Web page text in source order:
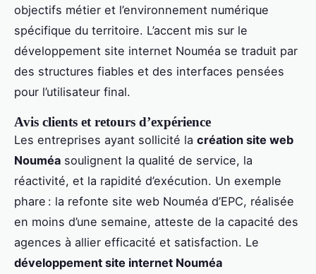
objectifs métier et l’environnement numérique
spécifique du territoire. L’accent mis sur le
développement site internet Nouméa se traduit par
des structures fiables et des interfaces pensées
pour l’utilisateur final.
Avis clients et retours d’expérience
Les entreprises ayant sollicité la création site web
Nouméa soulignent la qualité de service, la
réactivité, et la rapidité d’exécution. Un exemple
phare : la refonte site web Nouméa d’EPC, réalisée
en moins d’une semaine, atteste de la capacité des
agences à allier efficacité et satisfaction. Le
développement site internet Nouméa